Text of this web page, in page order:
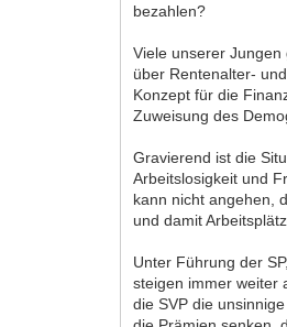
bezahlen?
Viele unserer
über Rentenalter-
Konzept für die
Zuweisung des
Gravierend ist die
Arbeitslosigkeit und
kann nicht angehen,
und damit
Unter Führung der
steigen immer weiter
die SVP die